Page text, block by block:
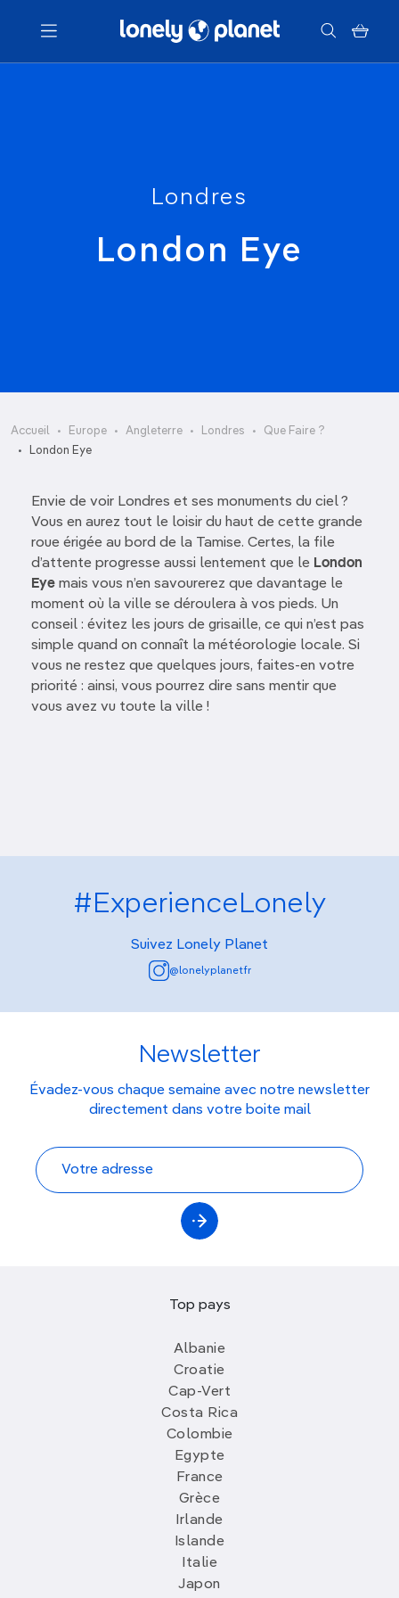
Menu
Londres
London Eye
Accueil Europe Angleterre Londres
Que Faire ?
London Eye
Envie de voir Londres et ses monuments du ciel ?
Vous en aurez tout le loisir du haut de cette grande
roue érigée au bord de la Tamise. Certes, la file
d’attente progresse aussi lentement que le London
Eye mais vous n’en savourerez que davantage le
moment où la ville se déroulera à vos pieds. Un
conseil : évitez les jours de grisaille, ce qui n’est pas
simple quand on connaît la météorologie locale. Si
vous ne restez que quelques jours, faites-en votre
priorité : ainsi, vous pourrez dire sans mentir que
vous avez vu toute la ville !
#ExperienceLonely
Suivez Lonely Planet
@lonelyplanetfr
Newsletter
Évadez-vous chaque semaine avec notre newsletter
directement dans votre boite mail
Top pays
Albanie
Croatie
Cap-Vert
Costa Rica
Colombie
Egypte
France
Grèce
Irlande
Islande
Italie
Japon